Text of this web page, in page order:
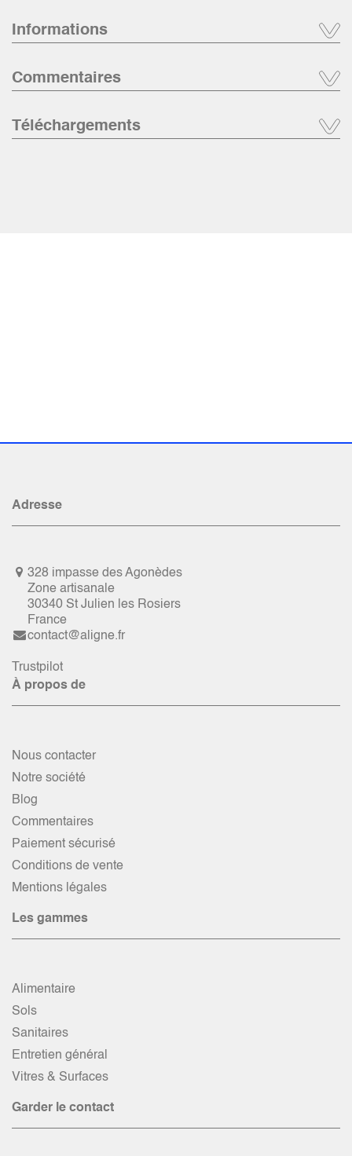
Informations
Commentaires
Téléchargements
Adresse
328 impasse des Agonèdes
Zone artisanale
30340 St Julien les Rosiers
France
contact@aligne.fr
Trustpilot
À propos de
Nous contacter
Notre société
Blog
Commentaires
Paiement sécurisé
Conditions de vente
Mentions légales
Les gammes
Alimentaire
Sols
Sanitaires
Entretien général
Vitres & Surfaces
Garder le contact